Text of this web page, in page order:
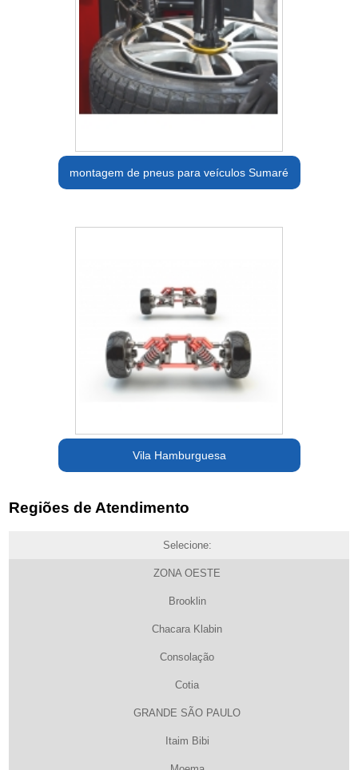
montagem de pneus para veículos Sumaré
Vila Hamburguesa
Regiões de Atendimento
Selecione:
ZONA OESTE
Brooklin
Chacara Klabin
Consolação
Cotia
GRANDE SÃO PAULO
Itaim Bibi